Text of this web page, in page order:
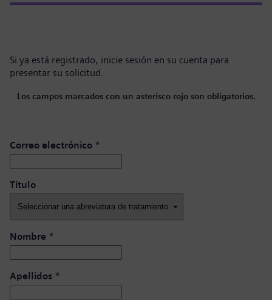
Si ya está registrado, inicie sesión en su cuenta para
presentar su solicitud.
Los campos marcados con un asterisco rojo son obligatorios.
Correo electrónico *
Título ​
Nombre *
Apellidos *